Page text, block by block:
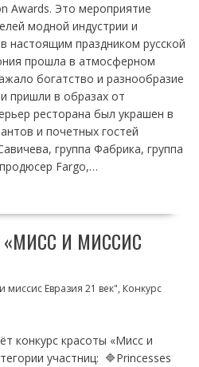
Awards. Это мероприятие
модной индустрии и
настоящим праздником русской
прошла в атмосферном
богатство и разнообразие
пришли в образах от
ресторана был украшен в
и почетных гостей
группа Фабрика, группа
Fargo,…
И МИССИС
миссис Евразия 21 век", Конкурс
конкурс красоты «Мисс и
участниц: 🔷️Princesses